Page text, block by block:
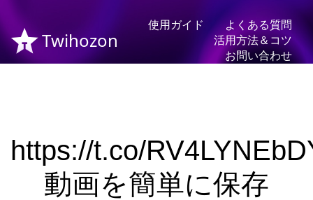
Twihozon
使用ガイド
よくある質問
活用方法＆コツ
お問い合わせ
https://t.co/
動画を簡単に保存